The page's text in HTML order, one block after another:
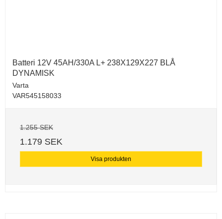
Batteri 12V 45AH/330A L+ 238X129X227 BLÅ
DYNAMISK
Varta
VAR545158033
1.255 SEK
1.179 SEK
Visa produkten